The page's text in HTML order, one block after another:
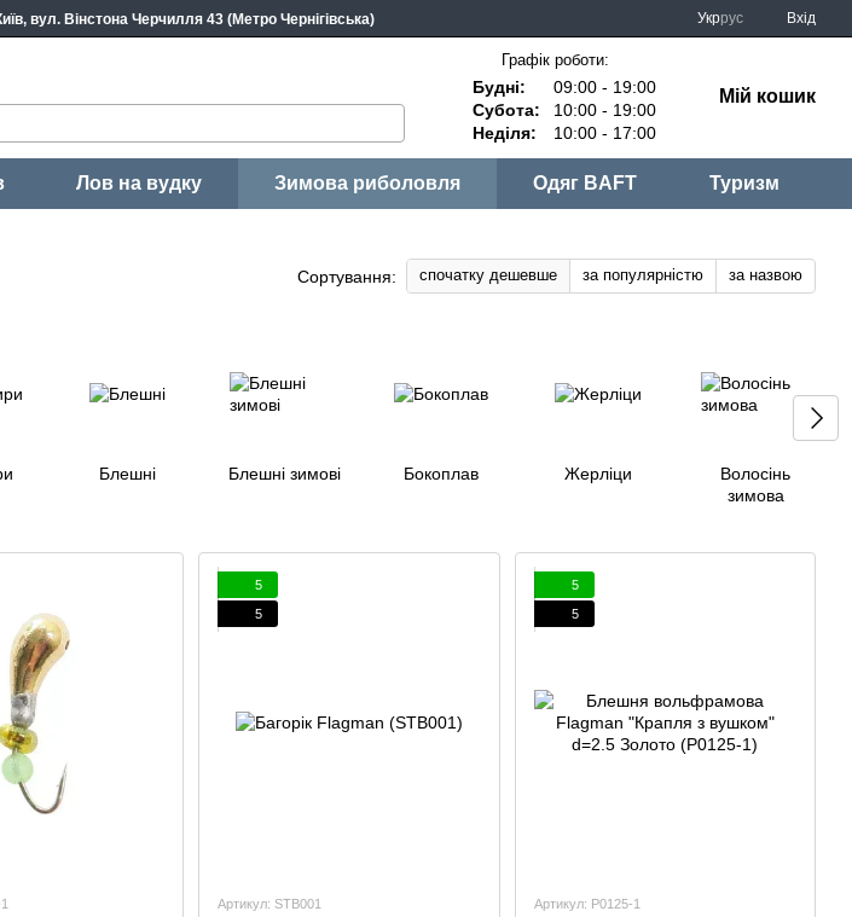
вул. Вінстона Черчилля 43 (Метро Чернігівська) Укррус Вхід
Графік роботи:
Будні:
09:00 - 19:00
Субота:
10:00 - 19:00
Неділя:
10:00 - 17:00
Мій кошик
Лов на вудку Зимова риболовля Одяг BAFT Туризм
Сортування: спочатку дешевше за популярністю за назвою
Блешні Блешні зимові Бокоплав Жерлiци
Волосінь
зимова
5
5
Артикул: STB001
5
5
Артикул: P0125-1